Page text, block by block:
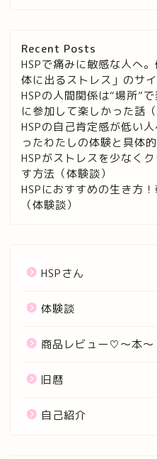
Recent Posts
HSPで痛みに敏感な人へ
体に出るストレス」のサイ
HSPの人間関係は“場所”
に参加して楽しかった話（
HSPの自己肯定感が低い
ったわたしの体験と具体
HSPがストレスを少なく
す方法（体験談）
HSPにおすすめの生き方
（体験談）
HSPさん
体験談
商品レビュー♡〜本〜
旧暦
自己紹介